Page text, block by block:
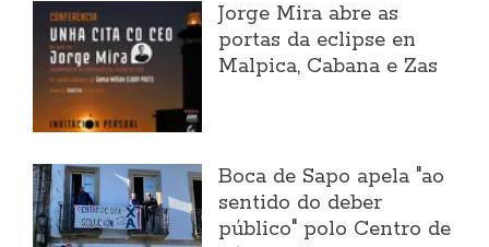
Jorge Mira abre as
portas da eclipse en
Malpica, Cabana e Zas
Boca de Sapo apela "ao
sentido do deber
público" polo Centro de